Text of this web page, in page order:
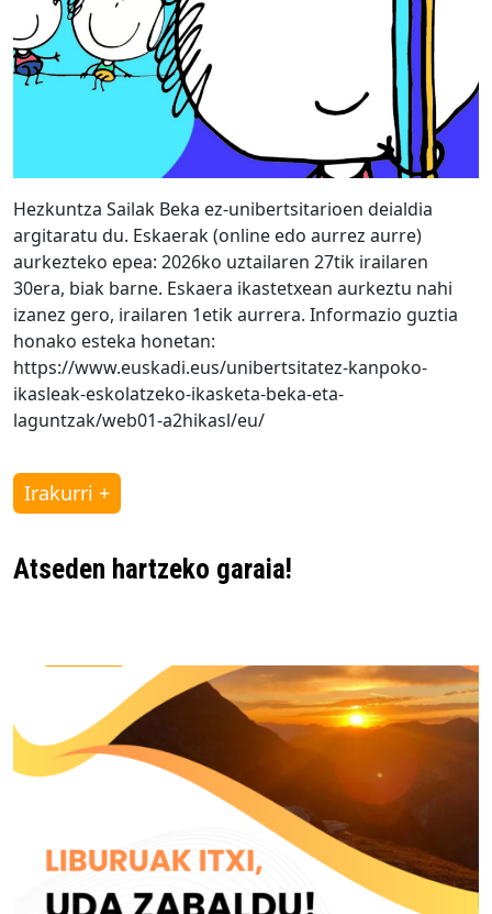
Hezkuntza Sailak Beka ez-unibertsitarioen deialdia
argitaratu du. Eskaerak (online edo aurrez aurre)
aurkezteko epea: 2026ko uztailaren 27tik irailaren
30era, biak barne. Eskaera ikastetxean aurkeztu nahi
izanez gero, irailaren 1etik aurrera. Informazio guztia
honako esteka honetan:
https://www.euskadi.eus/unibertsitatez-kanpoko-
ikasleak-eskolatzeko-ikasketa-beka-eta-
laguntzak/web01-a2hikasl/eu/
Irakurri +
Atseden hartzeko garaia!